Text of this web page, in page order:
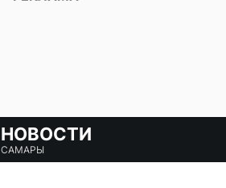
НОВОСТИ
САМАРЫ